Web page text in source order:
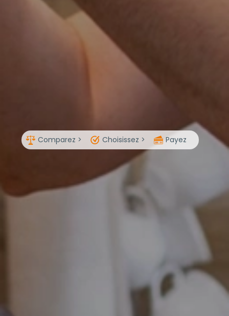
Comparez > Choisissez > Payez